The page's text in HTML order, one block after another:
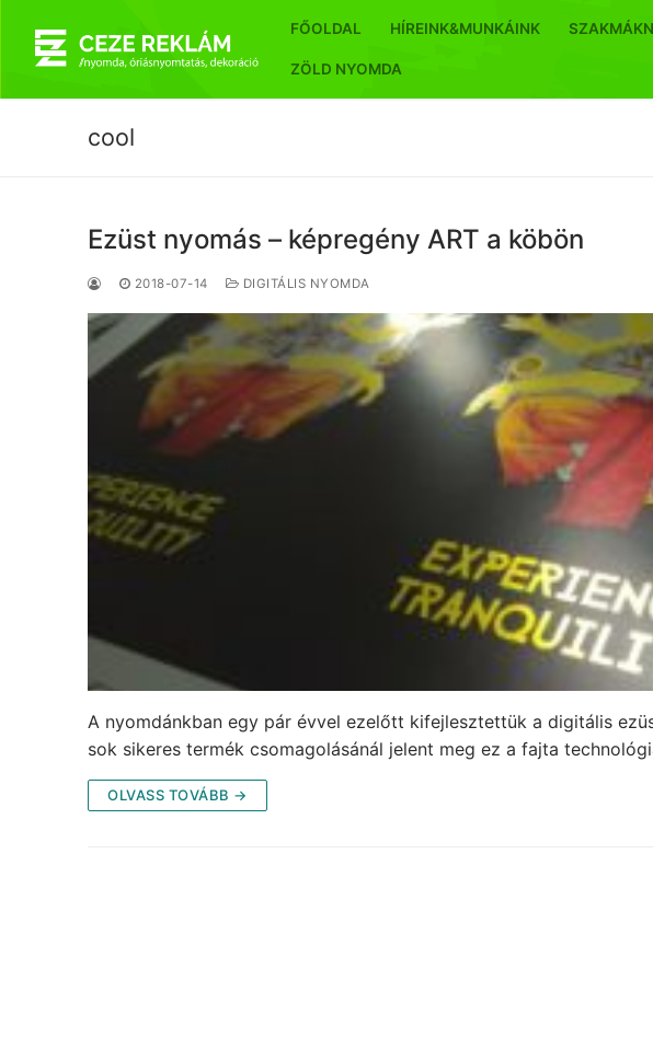
tartalomra
FŐOLDAL HÍREINK&MUNKÁINK
ZÖLD NYOMDA
cool
Ezüst nyomás – képregény ART a köbön
2018-07-14 DIGITÁLIS NYOMDA
A nyomdánkban egy pár évvel ezelőtt kifejlesztettük a digitális
sok sikeres termék csomagolásánál jelent meg ez a fajta
OLVASS TOVÁBB →